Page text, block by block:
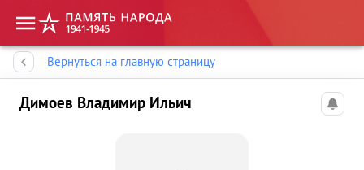
Вернуться на главную страницу
Димоев Владимир Ильич
Память народа